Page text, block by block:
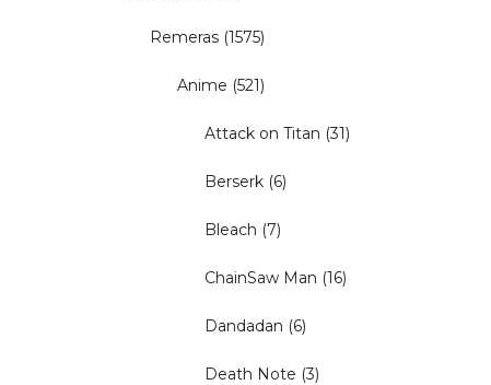
Remeras (1575)
Anime (521)
Attack on Titan (31)
Berserk (6)
Bleach (7)
ChainSaw Man (16)
Dandadan (6)
Death Note (3)